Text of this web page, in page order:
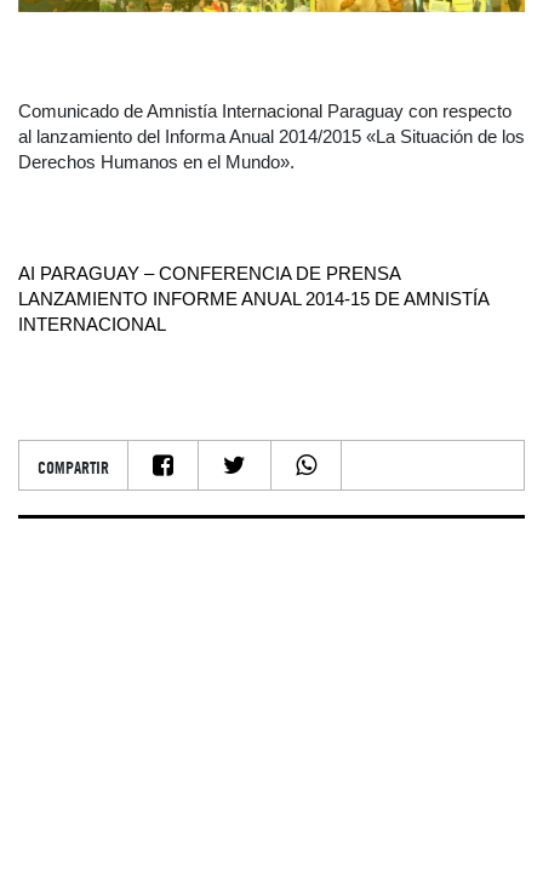
Comunicado de Amnistía Internacional Paraguay con respecto
al lanzamiento del Informa Anual 2014/2015 «La Situación de los
Derechos Humanos en el Mundo».
AI PARAGUAY – CONFERENCIA DE PRENSA
LANZAMIENTO INFORME ANUAL 2014-15 DE AMNISTÍA
INTERNACIONAL
COMPARTIR